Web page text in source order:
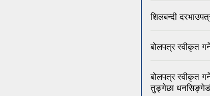
शिलबन्दी
बोलपत्र स्वीकृत
बोलपत्र स्वीकृत
तुङ्गेछा